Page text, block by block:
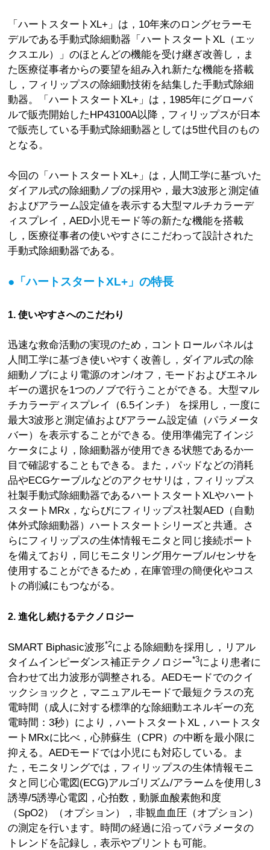
「ハートスタートXL+」は，10年来のロングセラーモ
デルである手動式除細動器「ハートスタートXL（エッ
クスエル）」のほとんどの機能を受け継ぎ改善し，ま
た医療従事者からの要望を組み入れ新たな機能を搭載
し，フィリップスの除細動技術を結集した手動式除細
動器。「ハートスタートXL+」は，1985年にグローバ
ルで販売開始したHP43100A以降，フィリップスが日本
で販売している手動式除細動器としては5世代目のもの
となる。
今回の「ハートスタートXL+」は，人間工学に基づいた
ダイアル式の除細動ノブの採用や，最大3波形と測定値
およびアラーム設定値を表示する大型マルチカラーデ
ィスプレイ，AED小児モード等の新たな機能を搭載
し，医療従事者の使いやすさにこだわって設計された
手動式除細動器である。
●「ハートスタートXL+」の特長
1. 使いやすさへのこだわり
迅速な救命活動の実現のため，コントロールパネルは
人間工学に基づき使いやすく改善し，ダイアル式の除
細動ノブにより電源のオン/オフ，モードおよびエネル
ギーの選択を1つのノブで行うことができる。大型マル
チカラーディスプレイ（6.5インチ） を採用し，一度に
最大3波形と測定値およびアラーム設定値（パラメータ
バー）を表示することができる。使用準備完了インジ
ケータにより，除細動器が使用できる状態であるか一
目で確認することもできる。また，パッドなどの消耗
品やECGケーブルなどのアクセサリは，フィリップス
社製手動式除細動器であるハートスタートXLやハート
スタートMRx，ならびにフィリップス社製AED（自動
体外式除細動器）ハートスタートシリーズと共通。さ
らにフィリップスの生体情報モニタと同じ接続ポート
を備えており，同じモニタリング用ケーブル/センサを
使用することができるため，在庫管理の簡便化やコス
トの削減にもつながる。
2. 進化し続けるテクノロジー
SMART Biphasic波形*2による除細動を採用し，リアル
タイムインピーダンス補正テクノロジー*3により患者に
合わせて出力波形が調整される。AEDモードでのクイ
ックショックと，マニュアルモードで最短クラスの充
電時間（成人に対する標準的な除細動エネルギーの充
電時間：3秒）により，ハートスタートXL，ハートスタ
ートMRxに比べ，心肺蘇生（CPR）の中断を最小限に
抑える。AEDモードでは小児にも対応している。ま
た，モニタリングでは，フィリップスの生体情報モニ
タと同じ心電図(ECG)アルゴリズム/アラームを使用し3
誘導/5誘導心電図，心拍数，動脈血酸素飽和度
（SpO2）（オプション），非観血血圧（オプション）
の測定を行います。時間の経過に沿ってパラメータの
トレンドを記録し，表示やプリントも可能。